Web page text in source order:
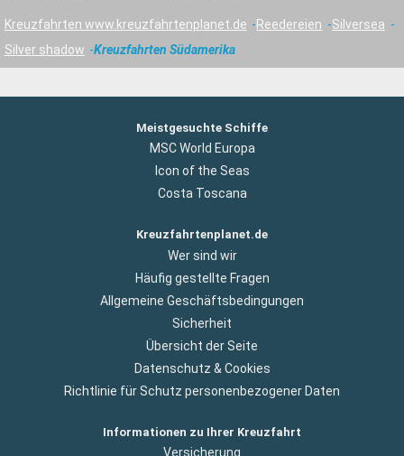
Kreuzfahrten www.kreuzfahrtenplanet.de Reedereien
Silversea
Silver shadow
Kreuzfahrten Südamerika
Meistgesuchte Schiffe
MSC World Europa
Icon of the Seas
Costa Toscana
Kreuzfahrtenplanet.de
Wer sind wir
Häufig gestellte Fragen
Allgemeine Geschäftsbedingungen
Sicherheit
Übersicht der Seite
Datenschutz & Cookies
Richtlinie für Schutz personenbezogener Daten
Informationen zu Ihrer Kreuzfahrt
Versicherung